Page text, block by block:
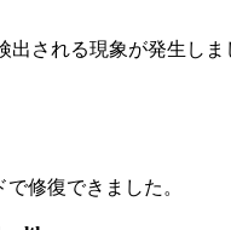
出される現象が発生し
修復できました。